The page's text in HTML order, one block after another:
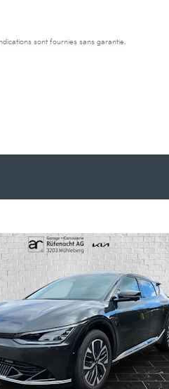
sont fournies sans garantie.